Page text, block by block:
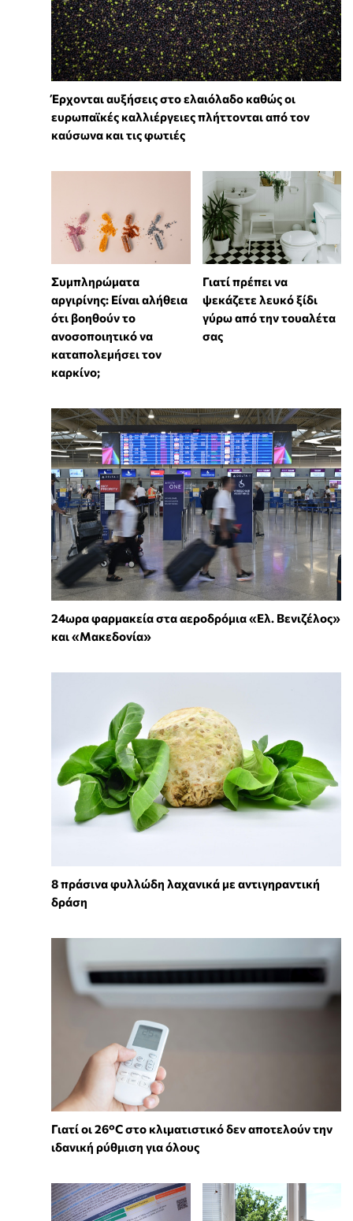
Έρχονται αυξήσεις στο ελαιόλαδο καθώς οι
ευρωπαϊκές καλλιέργειες πλήττονται από τον
καύσωνα και τις φωτιές
⁠Συμπληρώματα
αργιρίνης: Είναι αλήθεια
ότι βοηθούν το
ανοσοποιητικό να
καταπολεμήσει τον
καρκίνο;
Γιατί πρέπει να
ψεκάζετε λευκό ξίδι
γύρω από την τουαλέτα
σας
24ωρα φαρμακεία στα αεροδρόμια «Ελ. Βενιζέλος»
και «Μακεδονία»
8 πράσινα φυλλώδη λαχανικά με αντιγηραντική
δράση
Γιατί οι 26°C στο κλιματιστικό δεν αποτελούν την
ιδανική ρύθμιση για όλους